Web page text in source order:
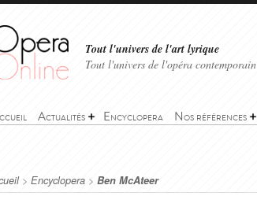
Tout l'univers de l'art lyrique
Tout l'univers de l'opéra contemporain
Actualités Encyclopera Nos références
> Encyclopera > Ben McAteer